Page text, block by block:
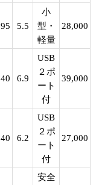
5.5
小
型・
軽量
28,000
6.9
USB
２ポ
ート
付
39,000
6.2
USB
２ポ
ート
付
27,000
安全